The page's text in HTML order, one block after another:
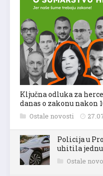
Ključna odluka za
danas o zakonu nakon
Ostale novosti
Policija u
uhitila jednu
Ostale